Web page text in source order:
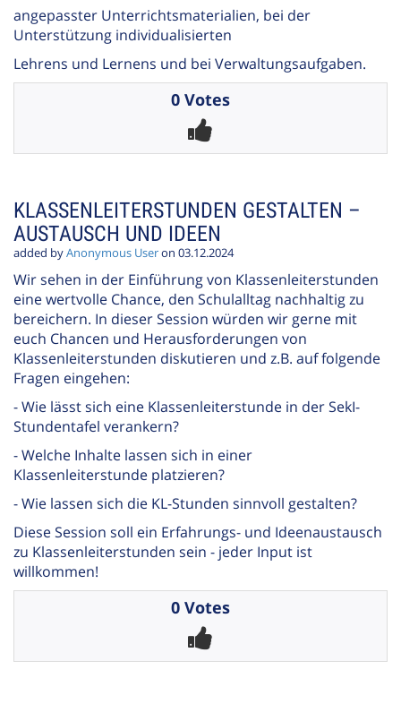
angepasster Unterrichtsmaterialien, bei der
Unterstützung individualisierten
Lehrens und Lernens und bei Verwaltungsaufgaben.
0 Votes
KLASSENLEITERSTUNDEN GESTALTEN –
AUSTAUSCH UND IDEEN
added byAnonymous Useron 03.12.2024
Wir sehen in der Einführung von Klassenleiterstunden
eine wertvolle Chance, den Schulalltag nachhaltig zu
bereichern. In dieser Session würden wir gerne mit
euch Chancen und Herausforderungen von
Klassenleiterstunden diskutieren und z.B. auf folgende
Fragen eingehen:
- Wie lässt sich eine Klassenleiterstunde in der SekI-
Stundentafel verankern?
- Welche Inhalte lassen sich in einer
Klassenleiterstunde platzieren?
- Wie lassen sich die KL-Stunden sinnvoll gestalten?
Diese Session soll ein Erfahrungs- und Ideenaustausch
zu Klassenleiterstunden sein - jeder Input ist
willkommen!
0 Votes